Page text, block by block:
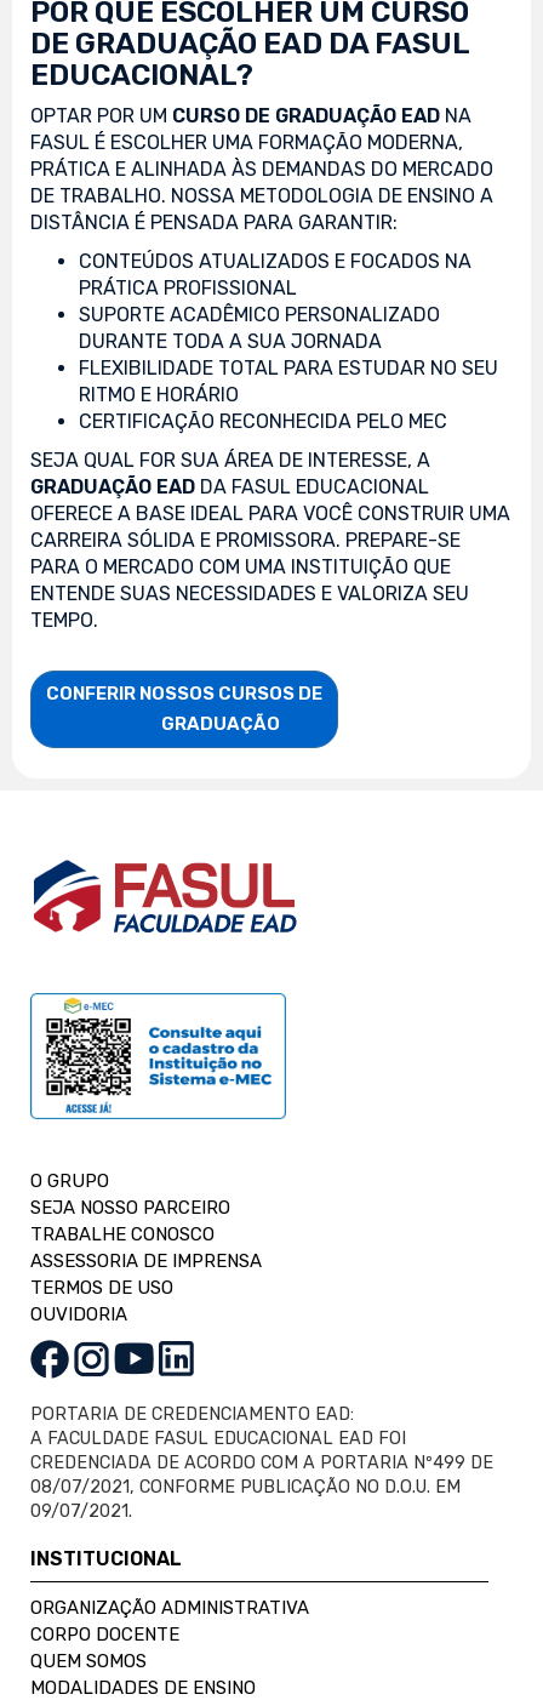
POR QUE ESCOLHER UM CURSO
DE GRADUAÇÃO EAD DA FASUL
EDUCACIONAL?
OPTAR POR UM CURSO DE GRADUAÇÃO EAD NA
FASUL É ESCOLHER UMA FORMAÇÃO MODERNA,
PRÁTICA E ALINHADA ÀS DEMANDAS DO MERCADO
DE TRABALHO. NOSSA METODOLOGIA DE ENSINO A
DISTÂNCIA É PENSADA PARA GARANTIR:
CONTEÚDOS ATUALIZADOS E FOCADOS NA
PRÁTICA PROFISSIONAL
SUPORTE ACADÊMICO PERSONALIZADO
DURANTE TODA A SUA JORNADA
FLEXIBILIDADE TOTAL PARA ESTUDAR NO SEU
RITMO E HORÁRIO
CERTIFICAÇÃO RECONHECIDA PELO MEC
SEJA QUAL FOR SUA ÁREA DE INTERESSE, A
GRADUAÇÃO EAD DA FASUL EDUCACIONAL
OFERECE A BASE IDEAL PARA VOCÊ CONSTRUIR UMA
CARREIRA SÓLIDA E PROMISSORA. PREPARE-SE
PARA O MERCADO COM UMA INSTITUIÇÃO QUE
ENTENDE SUAS NECESSIDADES E VALORIZA SEU
TEMPO.
CONFERIR NOSSOS CURSOS DE
                    GRADUAÇÃO
O GRUPO
SEJA NOSSO PARCEIRO
TRABALHE CONOSCO
ASSESSORIA DE IMPRENSA
TERMOS DE USO
OUVIDORIA
PORTARIA DE CREDENCIAMENTO EAD:
A FACULDADE FASUL EDUCACIONAL EAD FOI
CREDENCIADA DE ACORDO COM A PORTARIA Nº499 DE
08/07/2021, CONFORME PUBLICAÇÃO NO D.O.U. EM
09/07/2021.
INSTITUCIONAL
ORGANIZAÇÃO ADMINISTRATIVA
CORPO DOCENTE
QUEM SOMOS
MODALIDADES DE ENSINO